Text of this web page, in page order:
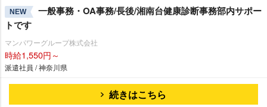
NEW
一般事務・OA事務/長後/湘南台健康診断事務部内サポー
トです
マンパワーグループ株式会社
時給1,550円～
派遣社員 / 神奈川県
続きはこちら